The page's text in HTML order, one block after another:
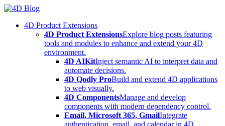
Skip
content4D Product Extensions
4D Product ExtensionsExplore blog posts featuring
tools and modules to enhance and extend your 4D
environment.
4D AIKitInject semantic AI to interpret data and
automate decisions.
4D Qodly ProBuild and extend 4D applications
to web visually.
4D ComponentsManage and develop
components with modern dependency control.
Email, Microsoft 365, GmailIntegrate
authentication, email, and calendar in 4D